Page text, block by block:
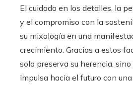
El cuidado en los detalles, la
y el compromiso con la
su mixología en una
crecimiento. Gracias a estos
solo preserva su herencia,
impulsa hacia el futuro con